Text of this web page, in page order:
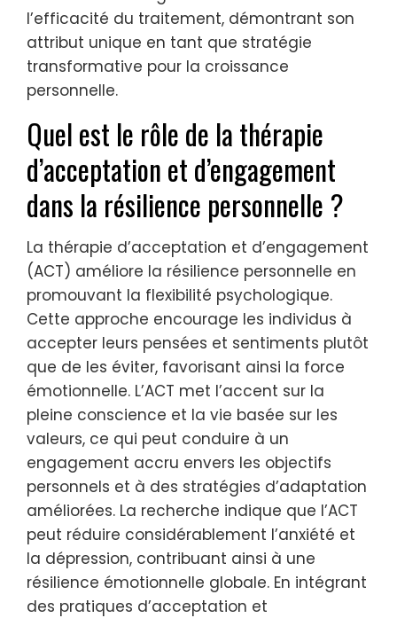
l’efficacité du traitement, démontrant son
attribut unique en tant que stratégie
transformative pour la croissance
personnelle.
Quel est le rôle de la thérapie
d’acceptation et d’engagement
dans la résilience personnelle ?
La thérapie d’acceptation et d’engagement
(ACT) améliore la résilience personnelle en
promouvant la flexibilité psychologique.
Cette approche encourage les individus à
accepter leurs pensées et sentiments plutôt
que de les éviter, favorisant ainsi la force
émotionnelle. L’ACT met l’accent sur la
pleine conscience et la vie basée sur les
valeurs, ce qui peut conduire à un
engagement accru envers les objectifs
personnels et à des stratégies d’adaptation
améliorées. La recherche indique que l’ACT
peut réduire considérablement l’anxiété et
la dépression, contribuant ainsi à une
résilience émotionnelle globale. En intégrant
des pratiques d’acceptation et